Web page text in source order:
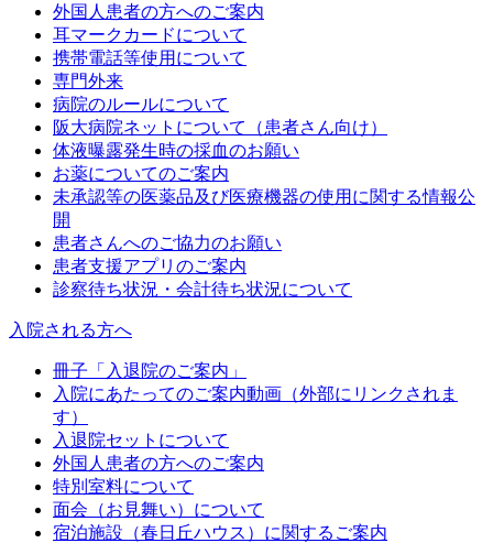
外国人患者の方へのご案内
耳マークカードについて
携帯電話等使用について
専門外来
病院のルールについて
阪大病院ネットについて（患者さん向け）
体液曝露発生時の採血のお願い
お薬についてのご案内
未承認等の医薬品及び医療機器の使用に関する情報公
開
患者さんへのご協力のお願い
患者支援アプリのご案内
診察待ち状況・会計待ち状況について
入院される方へ
冊子「入退院のご案内」
入院にあたってのご案内動画（外部にリンクされま
す）
入退院セットについて
外国人患者の方へのご案内
特別室料について
面会（お見舞い）について
宿泊施設（春日丘ハウス）に関するご案内